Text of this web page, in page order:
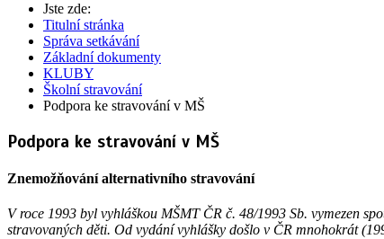
Jste zde:
Titulní stránka
Správa setkávání
Základní dokumenty
KLUBY
Školní stravování
Podpora ke stravování v MŠ
Podpora ke stravování v MŠ
Znemožňování alternativního stravování
V roce 1993 byl vyhláškou MŠMT ČR č. 48/1993 Sb. vymezen
stravovaných děti. Od vydání vyhlášky došlo v ČR mnohokrát